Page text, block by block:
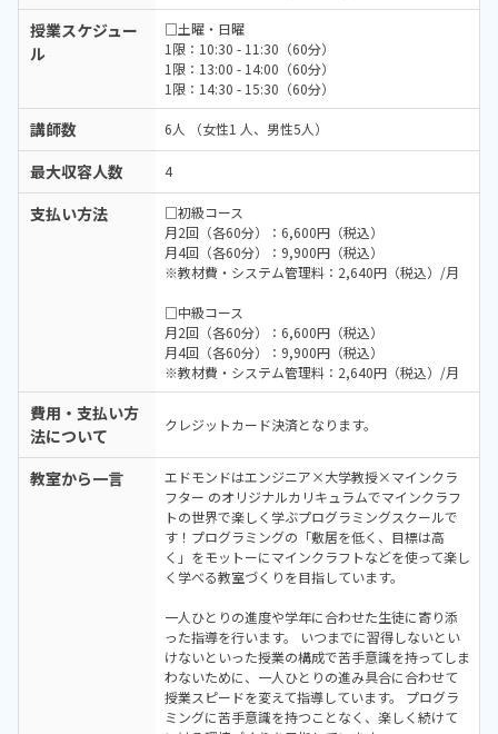
授業スケジュー
ル
□土曜・日曜
1限：10:30 - 11:30（60分）
1限：13:00 - 14:00（60分）
1限：14:30 - 15:30（60分）
講師数 6人 （女性1 人、男性5人）
最大収容人数 4
支払い方法
□初級コース
月2回（各60分）：6,600円（税込）
月4回（各60分）：9,900円（税込）
※教材費・システム管理料：2,640円（税込）/月
□中級コース
月2回（各60分）：6,600円（税込）
月4回（各60分）：9,900円（税込）
※教材費・システム管理料：2,640円（税込）/月
費用・支払い方
法について
クレジットカード決済となります。
教室から一言
エドモンドはエンジニア×大学教授×マインクラ
フター のオリジナルカリキュラムでマインクラフ
トの世界で楽しく学ぶプログラミングスクールで
す！プログラミングの「敷居を低く、目標は高
く」をモットーにマインクラフトなどを使って楽し
く学べる教室づくりを目指しています。
一人ひとりの進度や学年に合わせた生徒に寄り添
った指導を行います。 いつまでに習得しないとい
けないといった授業の構成で苦手意識を持ってしま
わないために、一人ひとりの進み具合に合わせて
授業スピードを変えて指導しています。 プログラ
ミングに苦手意識を持つことなく、楽しく続けて